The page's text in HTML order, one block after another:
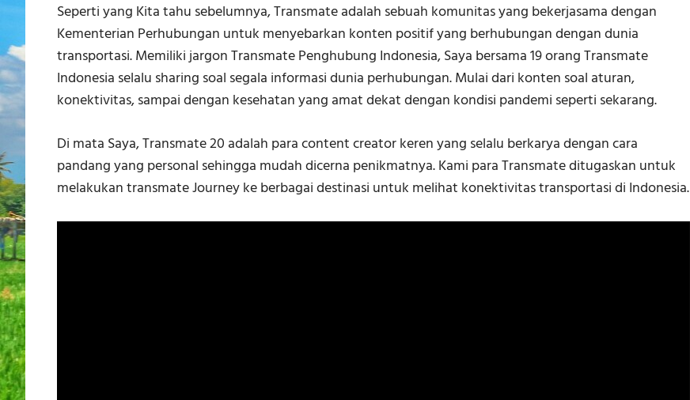
Seperti yang Kita tahu sebelumnya, Transmate adalah sebuah komunitas yang bekerjasama dengan
Kementerian Perhubungan untuk menyebarkan konten positif yang berhubungan dengan dunia
transportasi. Memiliki jargon Transmate Penghubung Indonesia, Saya bersama 19 orang Transmate
Indonesia selalu sharing soal segala informasi dunia perhubungan. Mulai dari konten soal aturan,
konektivitas, sampai dengan kesehatan yang amat dekat dengan kondisi pandemi seperti sekarang.
Di mata Saya, Transmate 20 adalah para content creator keren yang selalu berkarya dengan cara
pandang yang personal sehingga mudah dicerna penikmatnya. Kami para Transmate ditugaskan untuk
melakukan transmate Journey ke berbagai destinasi untuk melihat konektivitas transportasi di Indonesia.